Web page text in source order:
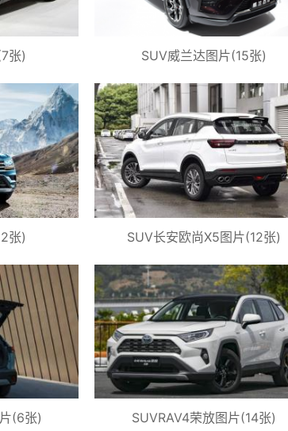
张) SUV威兰达图片(15张)
张) SUV长安欧尚X5图片(12张)
(6张) SUVRAV4荣放图片(14张)